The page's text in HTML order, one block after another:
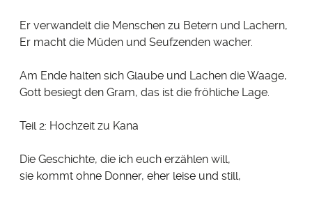
Er verwandelt die Menschen zu Betern und Lachern,
Er macht die Müden und Seufzenden wacher.
Am Ende halten sich Glaube und Lachen die Waage,
Gott besiegt den Gram, das ist die fröhliche Lage.
Teil 2: Hochzeit zu Kana
Die Geschichte, die ich euch erzählen will,
sie kommt ohne Donner, eher leise und still,